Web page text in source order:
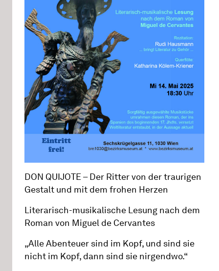
DON QUIJOTE – Der Ritter von der traurigen
Gestalt und mit dem frohen Herzen
Literarisch-musikalische Lesung nach dem
Roman von Miguel de Cervantes
„Alle Abenteuer sind im Kopf, und sind sie
nicht im Kopf, dann sind sie nirgendwo.“